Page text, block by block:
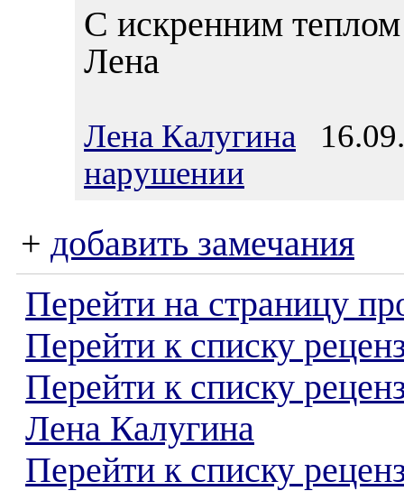
С искренним
Лена
Лена Калугина
нарушении
+ добавить замечания
Перейти на страницу
Перейти к списку
Перейти к списку
Лена Калугина
Перейти к списку